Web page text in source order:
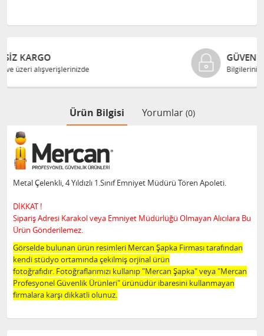
GÜVENLI ALIŞVERIŞ
Bilgileriniz 128 Bit SSL ile güvende
Ürün Bilgisi Yorumlar (0)
Metal Çelenkli, 4 Yıldızlı 1.Sınıf Emniyet Müdürü Tören Apoleti.
DİKKAT !
Sipariş Adresi Karakol veya Emniyet Müdürlüğü Olmayan Alıcılara Bu
Ürün Gönderilemez.
Görselde bulunan ürün resimleri Mercan Şapka Firması tarafından
kendi stüdyo ortamında çekilmiş orjinal ürün
fotoğrafıdır. Fotoğraflarımızı kullanıp "Mercan Şapka" veya "Mercan
Profesyonel Güvenlik Ürünleri" ürünüdür ibaresini kullanmayan
firmalara karşı dikkatli olunuz.